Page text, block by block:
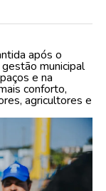
após o
municipal
e na
conforto,
agricultores e